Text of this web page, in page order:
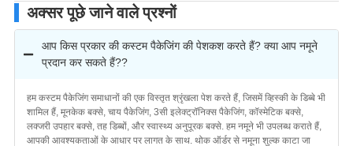
अक्सर पूछे जाने वाले प्रश्नों
आप किस प्रकार की कस्टम पैकेजिंग की पेशकश करते हैं? क्या आप नमूने
प्रदान कर सकते हैं??
हम कस्टम पैकेजिंग समाधानों की एक विस्तृत श्रृंखला पेश करते हैं, जिसमें व्हिस्की के डिब्बे भी
शामिल हैं, मूनकेक बक्से, चाय पैकेजिंग, 3सी इलेक्ट्रॉनिक्स पैकेजिंग, कॉस्मेटिक बक्से,
लक्जरी उपहार बक्से, तह डिब्बों, और स्वास्थ्य अनुपूरक बक्से. हम नमूने भी उपलब्ध कराते हैं,
आपकी आवश्यकताओं के आधार पर लागत के साथ. थोक ऑर्डर से नमूना शुल्क काटा जा